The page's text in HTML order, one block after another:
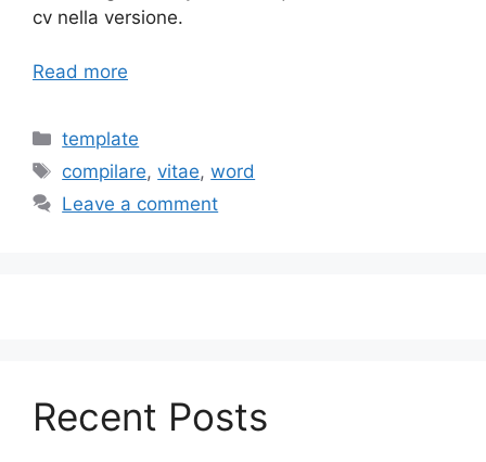
cv nella versione.
Read more
Categories
template
Tags
compilare,vitae,word
Leave a comment
Recent Posts